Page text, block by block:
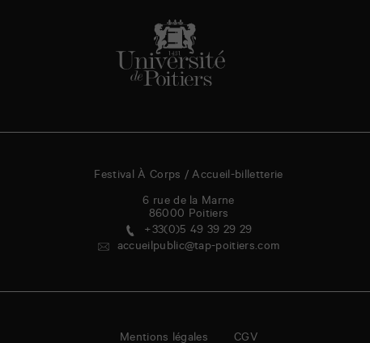
Festival À Corps / Accueil-billetterie
6 rue de la Marne
86000 Poitiers
+33(0)5 49 39 29 29
accueilpublic@tap-poitiers.com
Mentions légales CGV